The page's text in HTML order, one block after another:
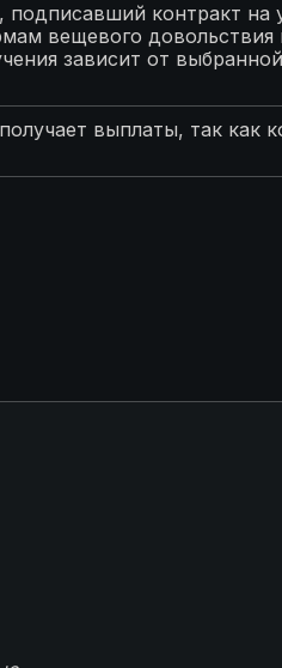
контракт на
вещевого
зависит от
выплаты, так как